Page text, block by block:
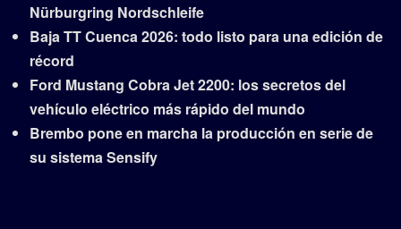
Nürburgring Nordschleife
Baja TT Cuenca 2026: todo listo para una edición de
récord
Ford Mustang Cobra Jet 2200: los secretos del
vehículo eléctrico más rápido del mundo
Brembo pone en marcha la producción en serie de
su sistema Sensify